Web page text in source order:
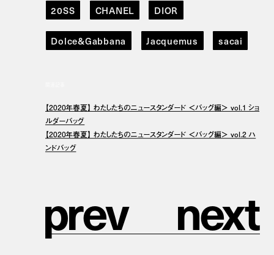
20SS CHANEL DIOR
Dolce&Gabbana Jacquemus sacai
【2020年春夏】 わたしたちのニュースタンダード ＜バッグ編＞ vol.1 ショ
ルダーバッグ
【2020年春夏】 わたしたちのニュースタンダード ＜バッグ編＞ vol.2 ハ
ンドバッグ
prev next